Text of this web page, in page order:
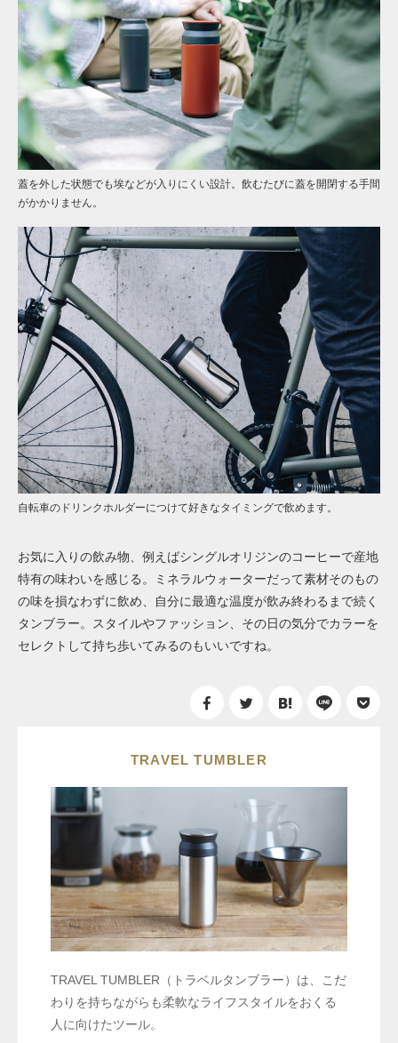
蓋を外した状態でも埃などが入りにくい設計。飲むたびに蓋を開閉する手間
がかかりません。
自転車のドリンクホルダーにつけて好きなタイミングで飲めます。
お気に入りの飲み物、例えばシングルオリジンのコーヒーで産地
特有の味わいを感じる。ミネラルウォーターだって素材そのもの
の味を損なわずに飲め、自分に最適な温度が飲み終わるまで続く
タンブラー。スタイルやファッション、その日の気分でカラーを
セレクトして持ち歩いてみるのもいいですね。
TRAVEL TUMBLER
TRAVEL TUMBLER（トラベルタンブラー）は、こだ
わりを持ちながらも柔軟なライフスタイルをおくる
人に向けたツール。